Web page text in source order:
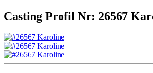
Casting Profil Nr: 26567